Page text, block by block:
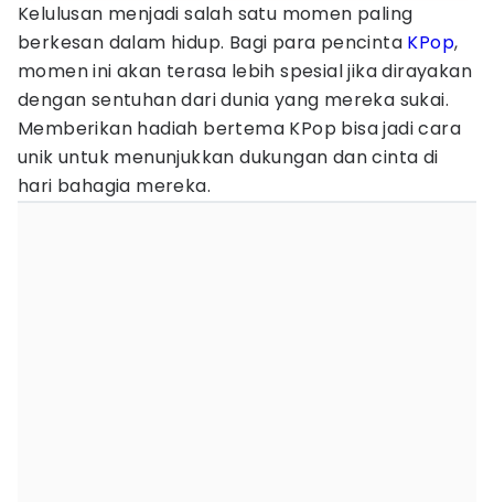
Kelulusan menjadi salah satu momen paling
berkesan dalam hidup. Bagi para pencinta KPop,
momen ini akan terasa lebih spesial jika dirayakan
dengan sentuhan dari dunia yang mereka sukai.
Memberikan hadiah bertema KPop bisa jadi cara
unik untuk menunjukkan dukungan dan cinta di
hari bahagia mereka.